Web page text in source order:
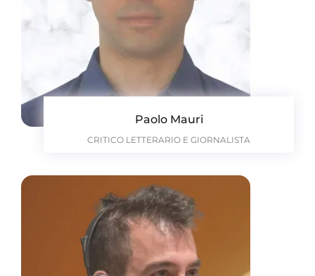
Paolo Mauri
CRITICO LETTERARIO E GIORNALISTA